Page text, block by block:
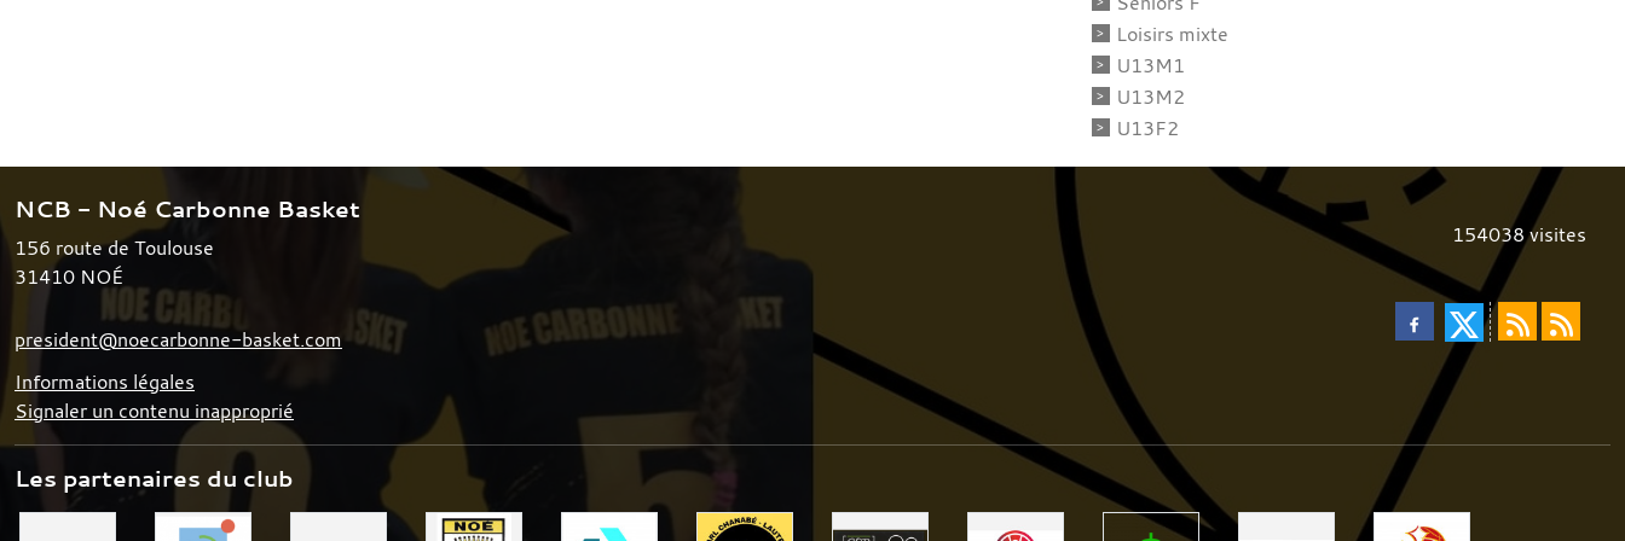
Loisirs mixte
U13M1
U13M2
U13F2
NCB - Noé Carbonne Basket
156 route de Toulouse
31410 NOÉ
president@noecarbonne-basket.com
Informations légales
Signaler un contenu inapproprié
154038visites
Les partenaires du club